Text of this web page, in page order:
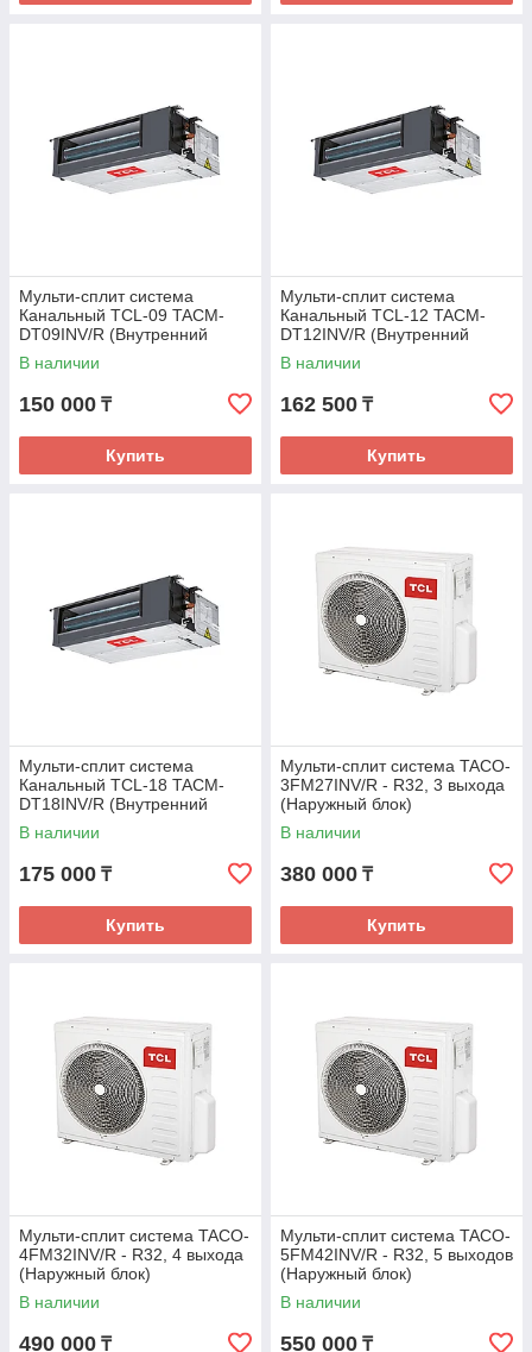
Мульти-сплит система
Канальный TCL-09 TACM-
DT09INV/R (Внутренний
блок)
В наличии
150 000 ₸
Купить
Мульти-сплит система
Канальный TCL-12 TACM-
DT12INV/R (Внутренний
блок)
В наличии
162 500 ₸
Купить
Мульти-сплит система
Канальный TCL-18 TACM-
DT18INV/R (Внутренний
блок)
В наличии
175 000 ₸
Купить
Мульти-сплит система TACO-
3FM27INV/R - R32, 3 выхода
(Наружный блок)
В наличии
380 000 ₸
Купить
Мульти-сплит система TACO-
4FM32INV/R - R32, 4 выхода
(Наружный блок)
В наличии
490 000 ₸
Мульти-сплит система TACO-
5FM42INV/R - R32, 5 выходов
(Наружный блок)
В наличии
550 000 ₸